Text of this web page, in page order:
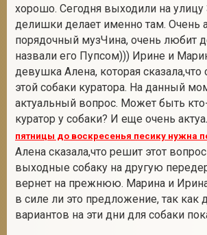
хорошо. Сегодня выходили на улицу
делишки делает именно там. Очень
порядочный музЧина, очень любит
назвали его Пупсом))) Ирине и
девушка Алена, которая сказала,что
этой собаки куратора. На данный
актуальный вопрос. Может быть
куратор у собаки? И еще очень
пятницы до воскресенья песику нужна
Алена сказала,что решит этот
выходные собаку на другую
вернет на прежнюю. Марина и
в силе ли это предложение, так как
вариантов на эти дни для собаки